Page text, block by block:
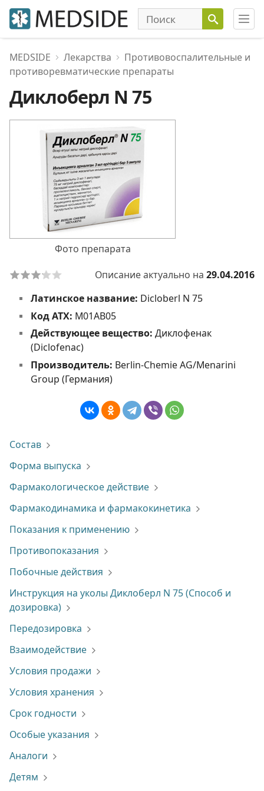
MEDSIDE Лекарства
Противовоспалительные и
противоревматические препараты
Диклоберл N 75
Фото препарата
Описание актуально на 29.04.2016
Латинское название: Dicloberl N 75
Код АТХ: M01AB05
Действующее вещество: Диклофенак
(Diclofenac)
Производитель: Berlin-Chemie AG/Menarini
Group (Германия)
Состав
Форма выпуска
Фармакологическое действие
Фармакодинамика и фармакокинетика
Показания к применению
Противопоказания
Побочные действия
Инструкция на уколы Диклоберл N 75 (Способ и
дозировка)
Передозировка
Взаимодействие
Условия продажи
Условия хранения
Срок годности
Особые указания
Аналоги
Детям